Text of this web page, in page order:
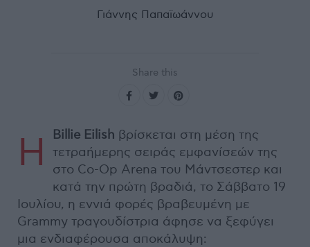
Γιάννης Παπαϊωάννου
Share this
Η Billie Eilish βρίσκεται στη μέση της
τετραήμερης σειράς εμφανίσεών της
στο Co-Op Arena του Μάντσεστερ και
κατά την πρώτη βραδιά, το Σάββατο 19
Ιουλίου, η εννιά φορές βραβευμένη με
Grammy τραγουδίστρια άφησε να ξεφύγει
μια ενδιαφέρουσα αποκάλυψη: